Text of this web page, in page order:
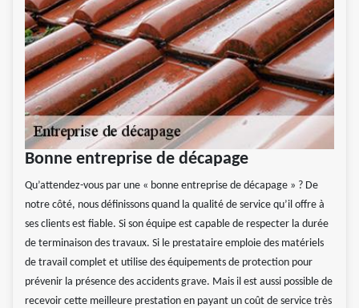
Bonne entreprise de décapage
Qu’attendez-vous par une « bonne entreprise de décapage » ? De
notre côté, nous définissons quand la qualité de service qu’il offre à
ses clients est fiable. Si son équipe est capable de respecter la durée
de terminaison des travaux. Si le prestataire emploie des matériels
de travail complet et utilise des équipements de protection pour
prévenir la présence des accidents grave. Mais il est aussi possible de
recevoir cette meilleure prestation en payant un coût de service très